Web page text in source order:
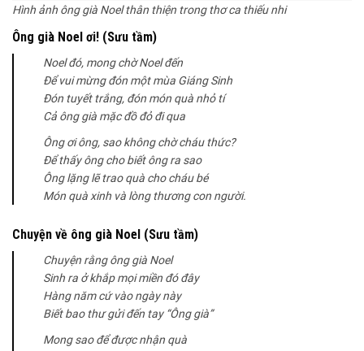
Hình ảnh ông già Noel thân thiện trong thơ ca thiếu nhi
Ông già Noel ơi! (Sưu tầm)
Noel đó, mong chờ Noel đến
Để vui mừng đón một mùa Giáng Sinh
Đón tuyết trắng, đón món quà nhỏ tí
Cả ông già mặc đồ đỏ đi qua
Ông ơi ông, sao không chờ cháu thức?
Để thấy ông cho biết ông ra sao
Ông lặng lẽ trao quà cho cháu bé
Món quà xinh và lòng thương con người.
Chuyện về ông già Noel (Sưu tầm)
Chuyện rằng ông già Noel
Sinh ra ở khắp mọi miền đó đây
Hàng năm cứ vào ngày này
Biết bao thư gửi đến tay “Ông già”
Mong sao để được nhận quà